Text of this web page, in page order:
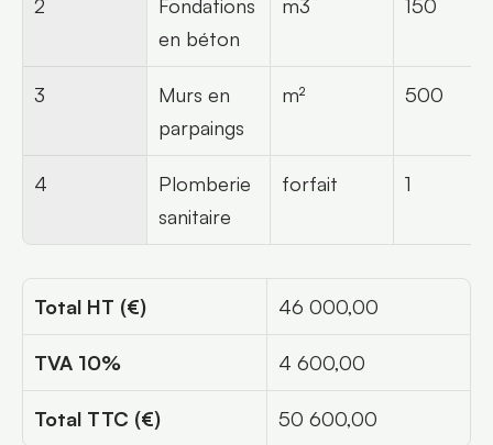
2
Fondations
en béton
m3 150
3
Murs en
parpaings
m² 500
4
Plomberie
sanitaire
forfait 1
Total HT (€) 46 000,00
TVA 10% 4 600,00
Total TTC (€) 50 600,00